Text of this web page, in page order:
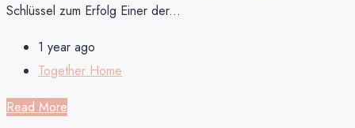
Schlüssel zum Erfolg Einer der...
1 year ago
Together Home
Read More